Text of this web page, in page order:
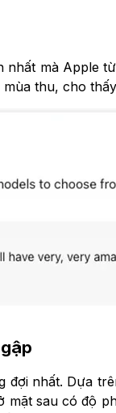
mà Apple
thu, cho
đợi nhất. Dựa
sau có độ